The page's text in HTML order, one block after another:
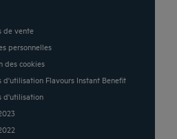
de vente
personnelles
des cookies
d'utilisation Flavours Instant Benefit
d'utilisation